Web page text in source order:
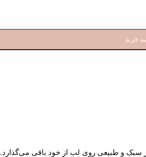
خرید
سبک و طبیعی روی لب از خود باقی می‌گذارد.